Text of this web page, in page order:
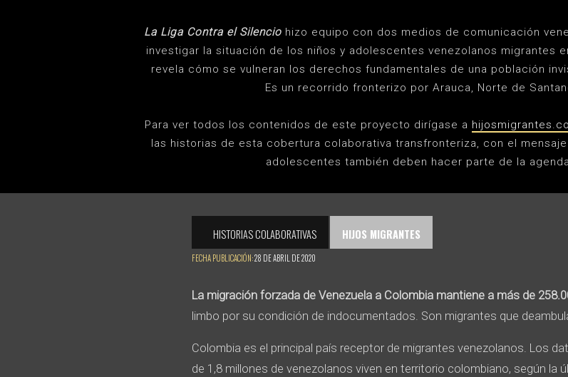
La Liga Contra el Silencio hizo equipo con dos medios de comunicación
investigar la situación de los niños y adolescentes venezolanos migrantes
revela cómo se vulneran los derechos fundamentales de una población
Es un recorrido fronterizo por Arauca, Norte de
Para ver todos los contenidos de este proyecto dirígase a
las historias de esta cobertura colaborativa transfronteriza, con el
adolescentes también deben hacer parte de la
HISTORIAS COLABORATIVAS HIJOS MIGRANTES
FECHA PUBLICACIÓN:28 DE ABRIL DE 2020
La migración forzada de Venezuela a Colombia mantiene a más de
limbo por su condición de indocumentados. Son migrantes que
Colombia es el principal país receptor de migrantes venezolanos. Los
de 1,8 millones de venezolanos viven en territorio colombiano, según la